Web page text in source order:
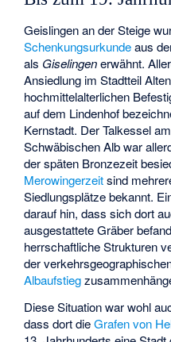
Geislingen an der Steige
Schenkungsurkundeaus
als Giselingenerwähnt.
Ansiedlung im Stadtteil
hochmittelalterlichen
auf dem Lindenhof
Kernstadt. Der Talkessel
Schwäbischen Alb war
der späten Bronzezeit
Merowingerzeitsind
Siedlungsplätze bekannt.
darauf hin, dass sich dort
ausgestattete Gräber
herrschaftliche Strukturen
der
Albaufstieg
Diese Situation war wohl
dass dort dieGrafen von